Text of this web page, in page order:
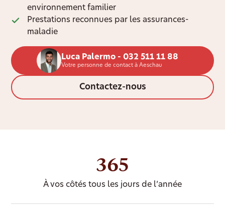
environnement familier
Prestations reconnues par les assurances-
maladie
Luca Palermo - 032 511 11 88
Votre personne de contact à Aeschau
Contactez-nous
365
À vos côtés tous les jours de l’année